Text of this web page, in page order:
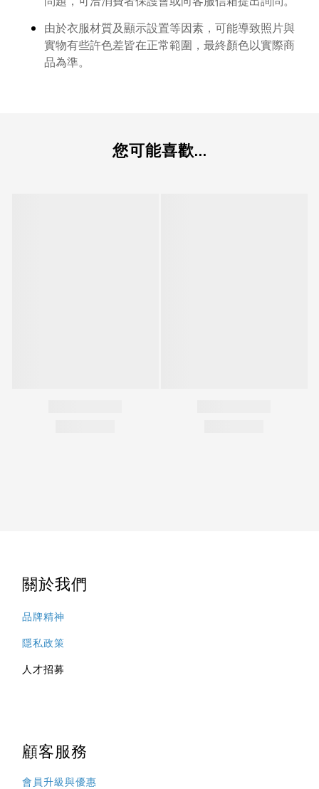
由於衣服材質及顯示設置等因素，可能導致照片與
實物有些許色差皆在正常範圍，最終顏色以實際商
品為準。
您可能喜歡...
關於我們
品牌精神
隱私政策
人才招募
顧客服務
會員升級與優惠